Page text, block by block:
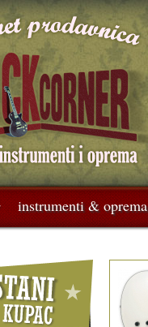
instrumenti & oprema